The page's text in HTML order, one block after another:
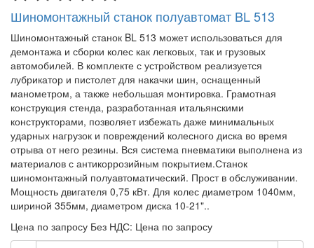
Шиномонтажный станок полуавтомат BL 513
Шиномонтажный станок BL 513 может использоваться для
демонтажа и сборки колес как легковых, так и грузовых
автомобилей. В комплекте с устройством реализуется
лубрикатор и пистолет для накачки шин, оснащенный
манометром, а также небольшая монтировка. Грамотная
конструкция стенда, разработанная итальянскими
конструкторами, позволяет избежать даже минимальных
ударных нагрузок и повреждений колесного диска во время
отрыва от него резины. Вся система пневматики выполнена из
материалов с антикоррозийным покрытием.Станок
шиномонтажный полуавтоматический. Прост в обслуживании.
Мощность двигателя 0,75 кВт. Для колес диаметром 1040мм,
шириной 355мм, диаметром диска 10-21"..
Цена по запросу Без НДС: Цена по запросу